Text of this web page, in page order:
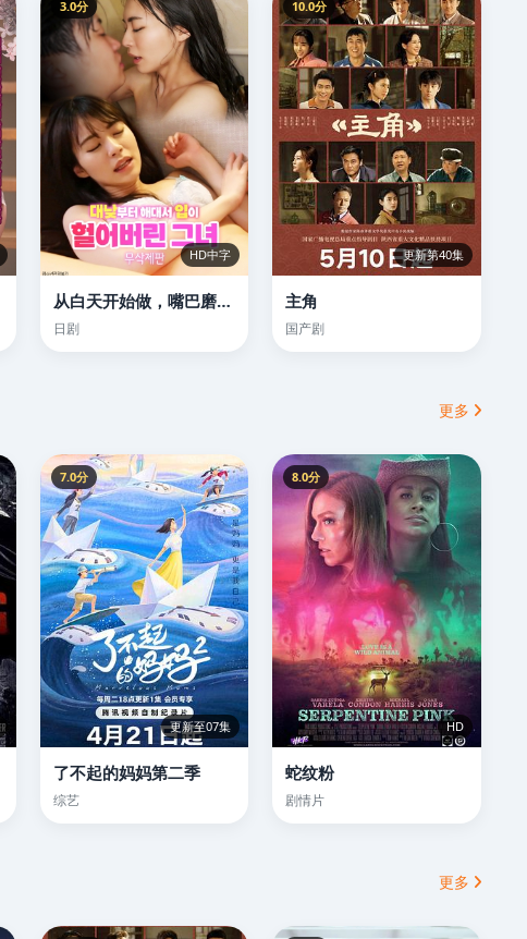
3.0分
HD中字
从白天开始做，嘴巴磨破了的女人
日剧
10.0分
更新第40集
主角
国产剧
更多
7.0分
更新至07集
了不起的妈妈第二季
综艺
8.0分
HD
蛇纹粉
剧情片
更多